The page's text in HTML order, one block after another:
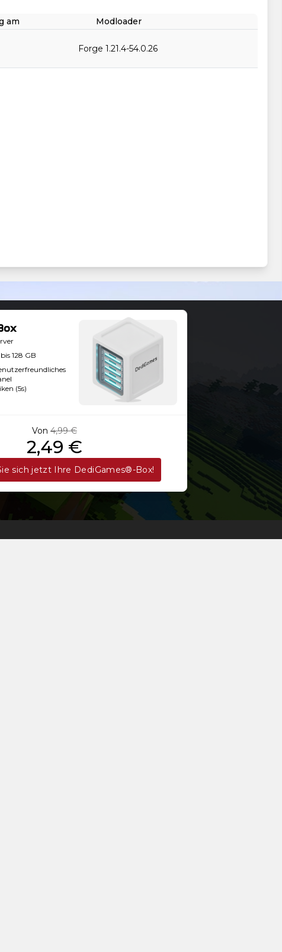
am Modloader
Forge 1.21.4-54.0.26
128 GB
(5s)
Von 4,99 €
2,49 €
sich jetzt Ihre DediGames®-Box!